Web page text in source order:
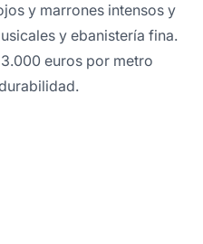
y marrones intensos y
y ebanistería fina.
euros por metro